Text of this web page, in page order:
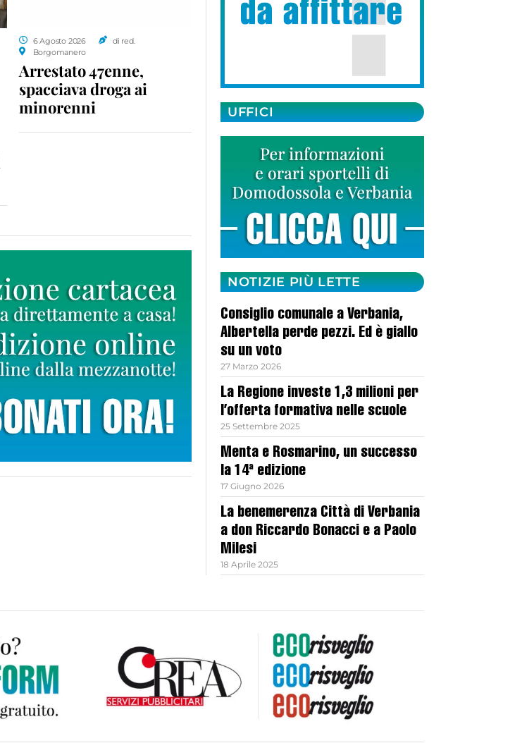
6 Agosto 2026
di red.
Borgomanero
Arrestato 47enne,
spacciava droga ai
minorenni
UFFICI
NOTIZIE PIÙ LETTE
Consiglio comunale a Verbania,
Albertella perde pezzi. Ed è giallo
su un voto
27 Marzo 2026
La Regione investe 1,3 milioni per
l’offerta formativa nelle scuole
25 Settembre 2025
Menta e Rosmarino, un successo
la 14ª edizione
17 Giugno 2026
La benemerenza Città di Verbania
a don Riccardo Bonacci e a Paolo
Milesi
18 Aprile 2025